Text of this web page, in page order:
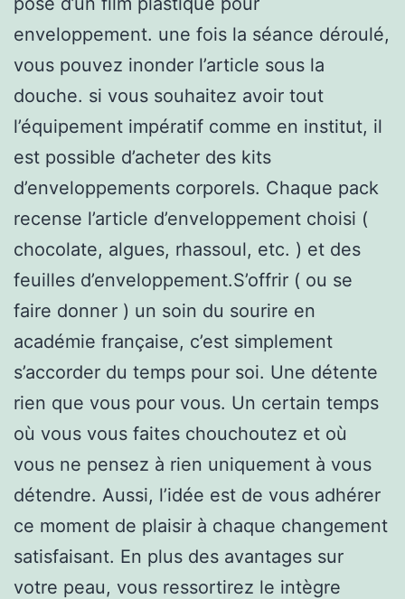
enveloppement. une fois la séance déroulé,
vous pouvez inonder l’article sous la
douche. si vous souhaitez avoir tout
l’équipement impératif comme en institut, il
est possible d’acheter des kits
d’enveloppements corporels. Chaque pack
recense l’article d’enveloppement choisi (
chocolate, algues, rhassoul, etc. ) et des
feuilles d’enveloppement.S’offrir ( ou se
faire donner ) un soin du sourire en
académie française, c’est simplement
s’accorder du temps pour soi. Une détente
rien que vous pour vous. Un certain temps
où vous vous faites chouchoutez et où
vous ne pensez à rien uniquement à vous
détendre. Aussi, l’idée est de vous adhérer
ce moment de plaisir à chaque changement
satisfaisant. En plus des avantages sur
votre peau, vous ressortirez le intègre